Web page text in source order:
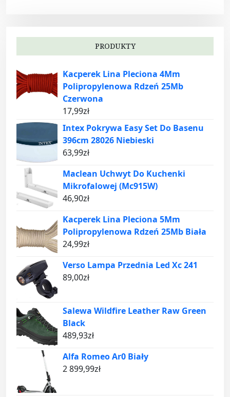
PRODUKTY
Kacperek Lina Pleciona 4Mm
Polipropylenowa Rdzeń 25Mb
Czerwona
17,99zł
Intex Pokrywa Easy Set Do Basenu
396cm 28026 Niebieski
63,99zł
Maclean Uchwyt Do Kuchenki
Mikrofalowej (Mc915W)
46,90zł
Kacperek Lina Pleciona 5Mm
Polipropylenowa Rdzeń 25Mb Biała
24,99zł
Verso Lampa Przednia Led Xc 241
89,00zł
Salewa Wildfire Leather Raw Green
Black
489,93zł
Alfa Romeo Ar0 Biały
2 899,99zł